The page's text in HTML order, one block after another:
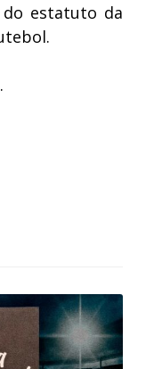
estatuto da